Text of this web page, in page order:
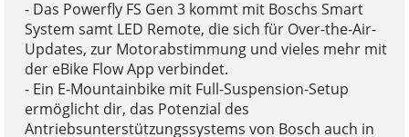
- Das Powerfly FS Gen 3 kommt mit Boschs Smart
System samt LED Remote, die sich für Over-the-Air-
Updates, zur Motorabstimmung und vieles mehr mit
der eBike Flow App verbindet.
- Ein E-Mountainbike mit Full-Suspension-Setup
ermöglicht dir, das Potenzial des
Antriebsunterstützungssystems von Bosch auch in